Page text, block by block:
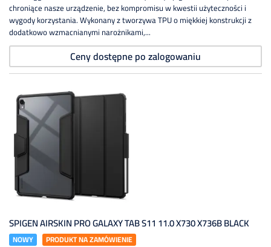
chroniące nasze urządzenie, bez kompromisu w kwestii użyteczności i
wygody korzystania. Wykonany z tworzywa TPU o miękkiej konstrukcji z
dodatkowo wzmacnianymi narożnikami,...
Ceny dostępne po zalogowaniu
SPIGEN AIRSKIN PRO GALAXY TAB S11 11.0 X730 X736B BLACK
NOWY PRODUKT NA ZAMÓWIENIE